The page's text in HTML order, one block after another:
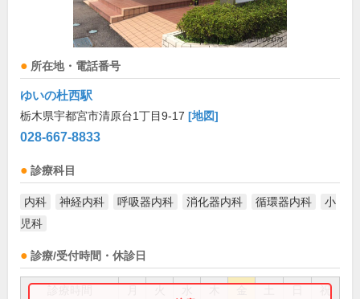
所在地・電話番号
ゆいの杜西駅
栃木県宇都宮市清原台1丁目9-17 [地図]
028-667-8833
診療科目
内科 神経内科 呼吸器内科 消化器内科 循環器内科
小
児科
診療/受付時間・休診日
祝